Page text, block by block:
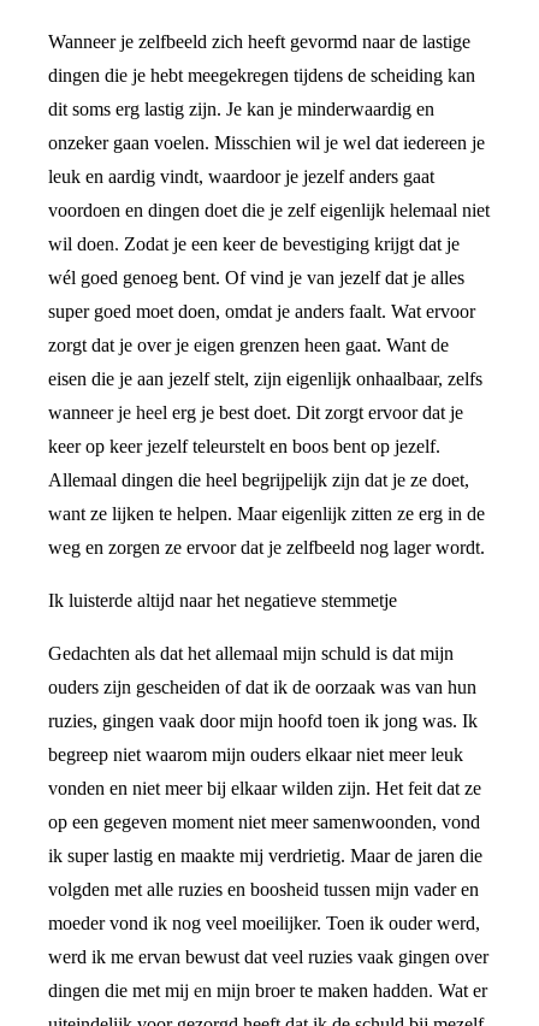
Wanneer je zelfbeeld zich heeft gevormd naar de lastige
dingen die je hebt meegekregen tijdens de scheiding kan
dit soms erg lastig zijn. Je kan je minderwaardig en
onzeker gaan voelen. Misschien wil je wel dat iedereen je
leuk en aardig vindt, waardoor je jezelf anders gaat
voordoen en dingen doet die je zelf eigenlijk helemaal niet
wil doen. Zodat je een keer de bevestiging krijgt dat je
wél goed genoeg bent. Of vind je van jezelf dat je alles
super goed moet doen, omdat je anders faalt. Wat ervoor
zorgt dat je over je eigen grenzen heen gaat. Want de
eisen die je aan jezelf stelt, zijn eigenlijk onhaalbaar, zelfs
wanneer je heel erg je best doet. Dit zorgt ervoor dat je
keer op keer jezelf teleurstelt en boos bent op jezelf.
Allemaal dingen die heel begrijpelijk zijn dat je ze doet,
want ze lijken te helpen. Maar eigenlijk zitten ze erg in de
weg en zorgen ze ervoor dat je zelfbeeld nog lager wordt.
Ik luisterde altijd naar het negatieve stemmetje
Gedachten als dat het allemaal mijn schuld is dat mijn
ouders zijn gescheiden of dat ik de oorzaak was van hun
ruzies, gingen vaak door mijn hoofd toen ik jong was. Ik
begreep niet waarom mijn ouders elkaar niet meer leuk
vonden en niet meer bij elkaar wilden zijn. Het feit dat ze
op een gegeven moment niet meer samenwoonden, vond
ik super lastig en maakte mij verdrietig. Maar de jaren die
volgden met alle ruzies en boosheid tussen mijn vader en
moeder vond ik nog veel moeilijker. Toen ik ouder werd,
werd ik me ervan bewust dat veel ruzies vaak gingen over
dingen die met mij en mijn broer te maken hadden. Wat er